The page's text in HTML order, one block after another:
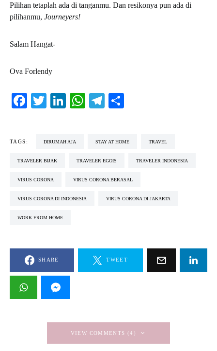
Pilihan tetaplah ada di tanganmu. Dan resikonya pun ada di
pilihanmu, Journeyers!
Salam Hangat-
Ova Forlendy
Facebook
TwitterLinkedIn
WhatsApp
Telegram
TAGS: DIRUMAH AJA STAY AT HOME TRAVEL
TRAVELER BIJAK TRAVELER EGOIS TRAVELER INDONESIA
VIRUS CORONA VIRUS CORONA BERASAL
VIRUS CORONA DI INDONESIA VIRUS CORONA DI JAKARTA
WORK FROM HOME
SHARE TWEET
VIEW COMMENTS (4)